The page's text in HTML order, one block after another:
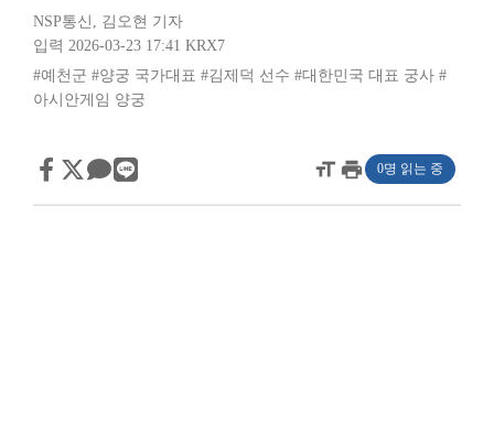
NSP통신 , 김오현 기자
입력 2026-03-23 17:41 KRX7
#예천군 #양궁 국가대표 #김제덕 선수 #대한민국 대표 궁사 #
아시안게임 양궁
format_sizeprint 0명 읽는 중